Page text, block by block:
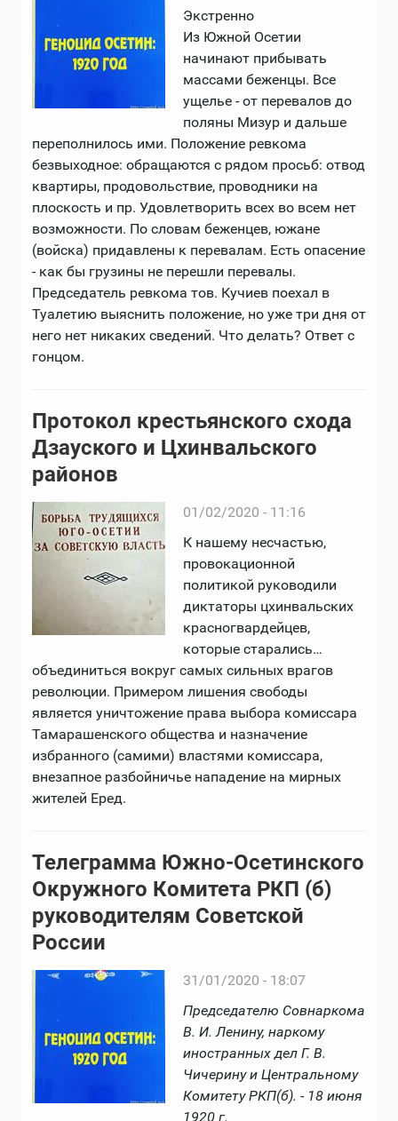
Экстренно
Из Южной Осетии
начинают прибывать
массами беженцы. Все
ущелье - от перевалов до
поляны Мизур и дальше
переполнилось ими. Положение ревкома
безвыходное: обращаются с рядом просьб: отвод
квартиры, продовольствие, проводники на
плоскость и пр. Удовлетворить всех во всем нет
возможности. По словам беженцев, южане
(войска) придавлены к перевалам. Есть опасение
- как бы грузины не перешли перевалы.
Председатель ревкома тов. Кучиев поехал в
Туалетию выяснить положение, но уже три дня от
него нет никаких сведений. Что делать? Ответ с
гонцом.
Протокол крестьянского схода
Дзауского и Цхинвальского
районов
01/02/2020 - 11:16
К нашему несчастью,
провокационной
политикой руководили
диктаторы цхинвальских
красногвардейцев,
которые старались…
объединиться вокруг самых сильных врагов
революции. Примером лишения свободы
является уничтожение права выбора комиссара
Тамарашенского общества и назначение
избранного (самими) властями комиссара,
внезапное разбойничье нападение на мирных
жителей Еред.
Телеграмма Южно-Осетинского
Окружного Комитета РКП (б)
руководителям Советской
России
31/01/2020 - 18:07
Председателю Совнаркома
В. И. Ленину, наркому
иностранных дел Г. В.
Чичерину и Центральному
Комитету РКП(б). - 18 июня
1920 г.